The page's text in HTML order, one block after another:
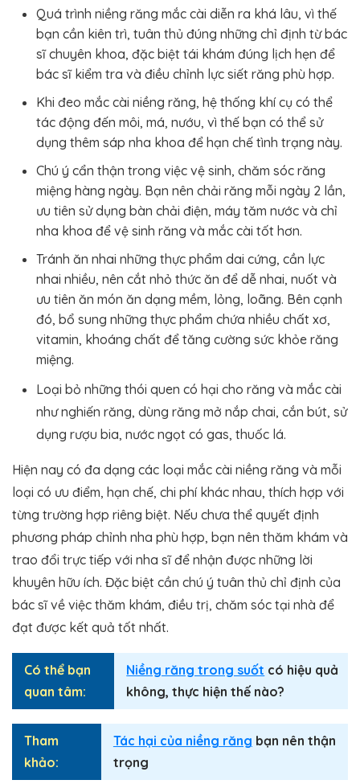
Quá trình niềng răng mắc cài diễn ra khá lâu, vì thế
bạn cần kiên trì, tuân thủ đúng những chỉ định từ bác
sĩ chuyên khoa, đặc biệt tái khám đúng lịch hẹn để
bác sĩ kiểm tra và điều chỉnh lực siết răng phù hợp.
Khi đeo mắc cài niềng răng, hệ thống khí cụ có thể
tác động đến môi, má, nướu, vì thế bạn có thể sử
dụng thêm sáp nha khoa để hạn chế tình trạng này.
Chú ý cẩn thận trong việc vệ sinh, chăm sóc răng
miệng hàng ngày. Bạn nên chải răng mỗi ngày 2 lần,
ưu tiên sử dụng bàn chải điện, máy tăm nước và chỉ
nha khoa để vệ sinh răng và mắc cài tốt hơn.
Tránh ăn nhai những thực phẩm dai cứng, cần lực
nhai nhiều, nên cắt nhỏ thức ăn để dễ nhai, nuốt và
ưu tiên ăn món ăn dạng mềm, lỏng, loãng. Bên cạnh
đó, bổ sung những thực phẩm chứa nhiều chất xơ,
vitamin, khoáng chất để tăng cường sức khỏe răng
miệng.
Loại bỏ những thói quen có hại cho răng và mắc cài
như nghiến răng, dùng răng mở nắp chai, cắn bút, sử
dụng rượu bia, nước ngọt có gas, thuốc lá.
Hiện nay có đa dạng các loại mắc cài niềng răng và mỗi
loại có ưu điểm, hạn chế, chi phí khác nhau, thích hợp với
từng trường hợp riêng biệt. Nếu chưa thể quyết định
phương pháp chỉnh nha phù hợp, bạn nên thăm khám và
trao đổi trực tiếp với nha sĩ để nhận được những lời
khuyên hữu ích. Đặc biệt cần chú ý tuân thủ chỉ định của
bác sĩ về việc thăm khám, điều trị, chăm sóc tại nhà để
đạt được kết quả tốt nhất.
Có thể bạn
quan tâm:
Niềng răng trong suốt có hiệu quả
không, thực hiện thế nào?
Tham
khảo:
Tác hại của niềng răng bạn nên thận
trọng